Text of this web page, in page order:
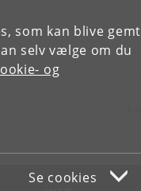
som kan blive gemt
selv vælge om du
og
Se cookies